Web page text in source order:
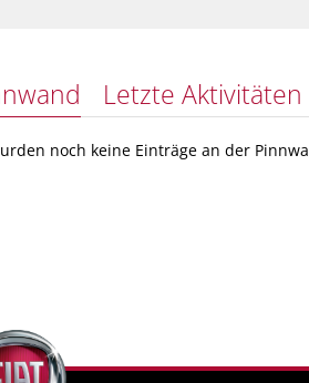
Letzte Aktivitäten
noch keine Einträge an der